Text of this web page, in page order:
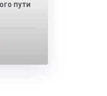
пути